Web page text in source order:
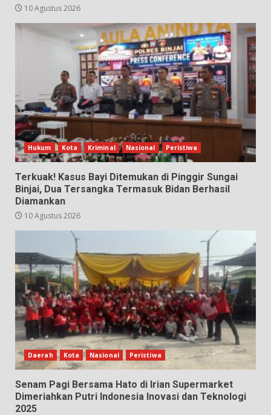
10 Agustus 2026
Hukum Kota Kriminal Nasional Peristiwa
Terkuak! Kasus Bayi Ditemukan di Pinggir Sungai
Binjai, Dua Tersangka Termasuk Bidan Berhasil
Diamankan
10 Agustus 2026
Daerah Kota Nasional Peristiwa
Senam Pagi Bersama Hato di Irian Supermarket
Dimeriahkan Putri Indonesia Inovasi dan Teknologi
2025